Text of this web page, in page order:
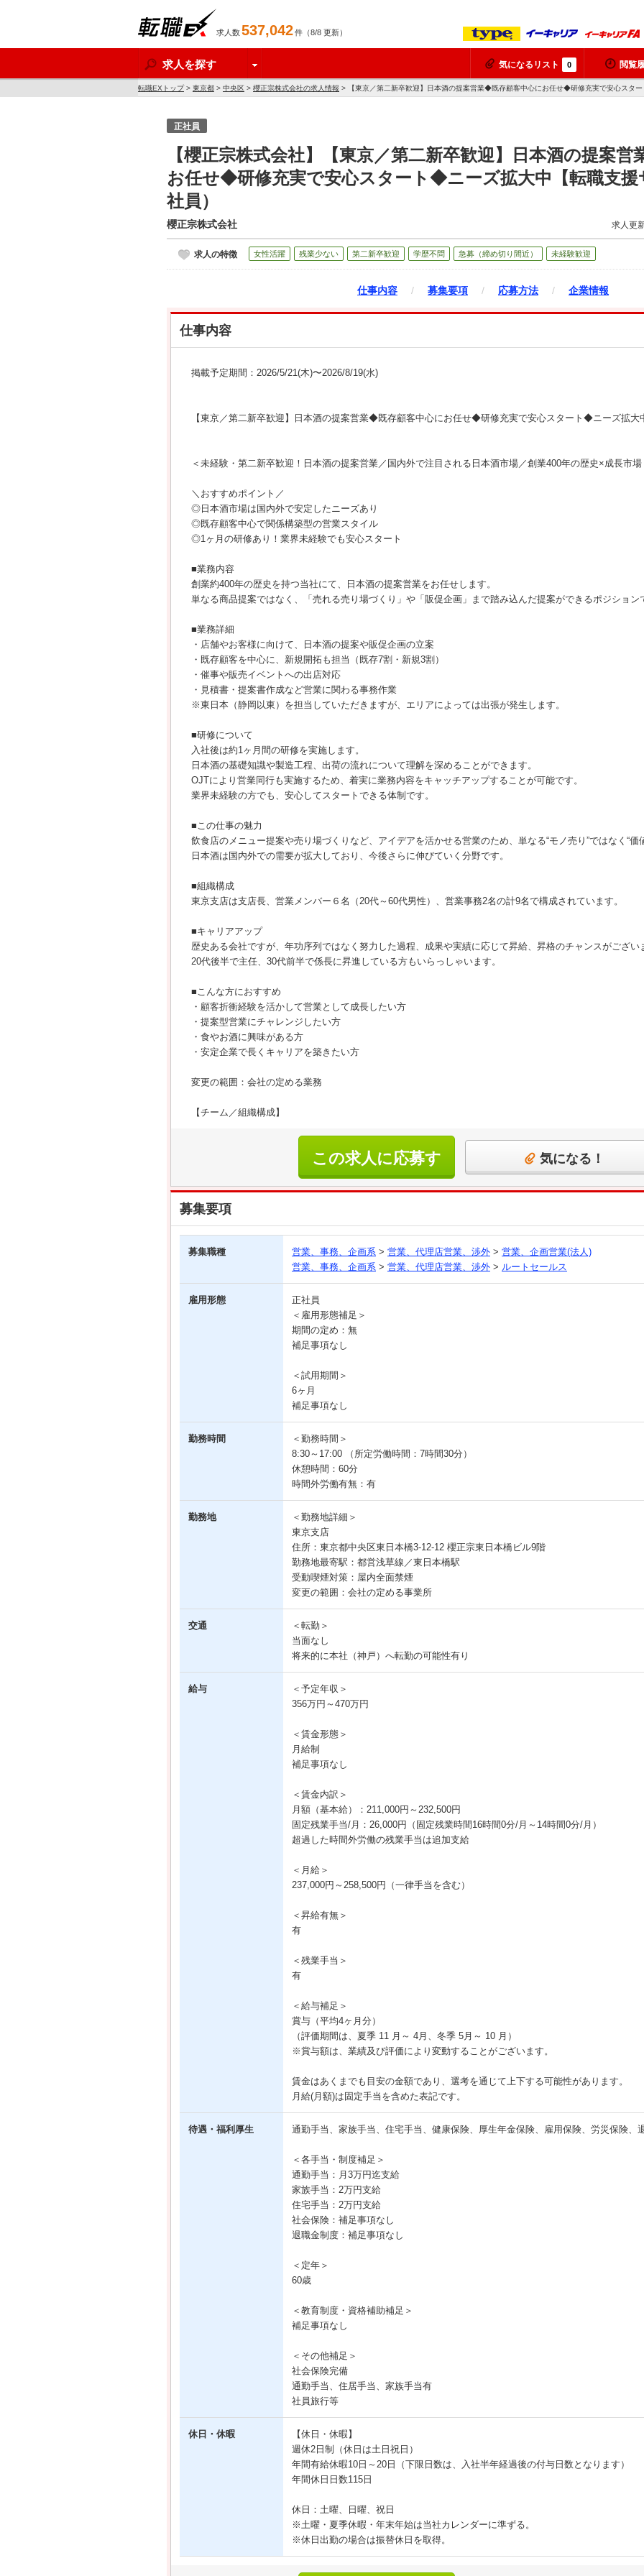
求人数537,042件（8/8 更新）
求人を探す 気になるリスト 0 閲覧
転職EXトップ> 東京都 > 中央区 > 櫻正宗株式会社の求人情報 > 【東京／第二新卒歓迎】日本酒の提案営業◆既存顧客中心にお任せ◆研修充実で安心スタ
正社員
【櫻正宗株式会社】【東京／第二新卒歓迎】日本酒の提案
お任せ◆研修充実で安心スタート◆ニーズ拡大中【転職支援
社員）
櫻正宗株式会社 求人更
求人の特徴 女性活躍 残業少ない 第二新卒歓迎 学歴不問 急募（締め切り間近） 未経験歓迎
仕事内容 / 募集要項 / 応募方法 / 企業情報
仕事内容
掲載予定期間：2026/5/21(木)〜2026/8/19(水)
【東京／第二新卒歓迎】日本酒の提案営業◆既存顧客中心にお任せ◆研修充実で安心スタート◆ニーズ拡大
＜未経験・第二新卒歓迎！日本酒の提案営業／国内外で注目される日本酒市場／創業400年の歴史×成長市場
＼おすすめポイント／
◎日本酒市場は国内外で安定したニーズあり
◎既存顧客中心で関係構築型の営業スタイル
◎1ヶ月の研修あり！業界未経験でも安心スタート
■業務内容
創業約400年の歴史を持つ当社にて、日本酒の提案営業をお任せします。
単なる商品提案ではなく、「売れる売り場づくり」や「販促企画」まで踏み込んだ提案ができるポジション
■業務詳細
・店舗やお客様に向けて、日本酒の提案や販促企画の立案
・既存顧客を中心に、新規開拓も担当（既存7割・新規3割）
・催事や販売イベントへの出店対応
・見積書・提案書作成など営業に関わる事務作業
※東日本（静岡以東）を担当していただきますが、エリアによっては出張が発生します。
■研修について
入社後は約1ヶ月間の研修を実施します。
日本酒の基礎知識や製造工程、出荷の流れについて理解を深めることができます。
OJTにより営業同行も実施するため、着実に業務内容をキャッチアップすることが可能です。
業界未経験の方でも、安心してスタートできる体制です。
■この仕事の魅力
飲食店のメニュー提案や売り場づくりなど、アイデアを活かせる営業のため、単なる“モノ売り”ではなく“価
日本酒は国内外での需要が拡大しており、今後さらに伸びていく分野です。
■組織構成
東京支店は支店長、営業メンバー６名（20代～60代男性）、営業事務2名の計9名で構成されています。
■キャリアアップ
歴史ある会社ですが、年功序列ではなく努力した過程、成果や実績に応じて昇給、昇格のチャンスがござい
20代後半で主任、30代前半で係長に昇進している方もいらっしゃいます。
■こんな方におすすめ
・顧客折衝経験を活かして営業として成長したい方
・提案型営業にチャレンジしたい方
・食やお酒に興味がある方
・安定企業で長くキャリアを築きたい方
変更の範囲：会社の定める業務
【チーム／組織構成】
この求人に応募す
る
気になる！
募集要項
募集職種 営業、事務、企画系 > 営業、代理店営業、渉外 > 営業、企画営業(法人)
営業、事務、企画系 > 営業、代理店営業、渉外 > ルートセールス
雇用形態
正社員
＜雇用形態補足＞
期間の定め：無
補足事項なし
＜試用期間＞
6ヶ月
補足事項なし
勤務時間
＜勤務時間＞
8:30～17:00 （所定労働時間：7時間30分）
休憩時間：60分
時間外労働有無：有
勤務地
＜勤務地詳細＞
東京支店
住所：東京都中央区東日本橋3-12-12 櫻正宗東日本橋ビル9階
勤務地最寄駅：都営浅草線／東日本橋駅
受動喫煙対策：屋内全面禁煙
変更の範囲：会社の定める事業所
交通
＜転勤＞
当面なし
将来的に本社（神戸）へ転勤の可能性有り
給与
＜予定年収＞
356万円～470万円
＜賃金形態＞
月給制
補足事項なし
＜賃金内訳＞
月額（基本給）：211,000円～232,500円
固定残業手当/月：26,000円（固定残業時間16時間0分/月～14時間0分/月）
超過した時間外労働の残業手当は追加支給
＜月給＞
237,000円～258,500円（一律手当を含む）
＜昇給有無＞
有
＜残業手当＞
有
＜給与補足＞
賞与（平均4ヶ月分）
（評価期間は、夏季 11 月～ 4月、冬季 5月～ 10 月）
※賞与額は、業績及び評価により変動することがございます。
賃金はあくまでも目安の金額であり、選考を通じて上下する可能性があります。
月給(月額)は固定手当を含めた表記です。
待遇・福利厚生 通勤手当、家族手当、住宅手当、健康保険、厚生年金保険、雇用保険、労災保険、
＜各手当・制度補足＞
通勤手当：月3万円迄支給
家族手当：2万円支給
住宅手当：2万円支給
社会保険：補足事項なし
退職金制度：補足事項なし
＜定年＞
60歳
＜教育制度・資格補助補足＞
補足事項なし
＜その他補足＞
社会保険完備
通勤手当、住居手当、家族手当有
社員旅行等
休日・休暇
【休日・休暇】
週休2日制（休日は土日祝日）
年間有給休暇10日～20日（下限日数は、入社半年経過後の付与日数となります）
年間休日日数115日
休日：土曜、日曜、祝日
※土曜・夏季休暇・年末年始は当社カレンダーに準ずる。
※休日出勤の場合は振替休日を取得。